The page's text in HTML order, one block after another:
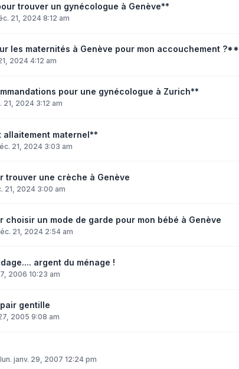
trouver un gynécologue à Genève**
21, 2024 8:12 am
les maternités à Genève pour mon accouchement ?**
2024 4:12 am
pour une gynécologue à Zurich**
21, 2024 3:12 am
maternel**
21, 2024 3:03 am
trouver une crèche à Genève
21, 2024 3:00 am
choisir un mode de garde pour mon bébé à Genève
21, 2024 2:54 am
argent du ménage !
2006 10:23 am
gentille
2005 9:08 am
lun. janv. 29, 2007 12:24 pm